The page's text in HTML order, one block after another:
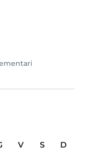
V S
D